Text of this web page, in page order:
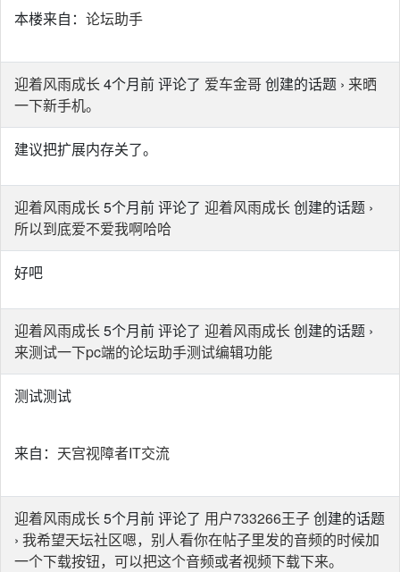
本楼来自： 论坛助手
迎着风雨成长 4个月前 评论了 爱车金哥创建的话题 › 来晒
一下新手机。
建议把扩展内存关了。
迎着风雨成长 5个月前 评论了 迎着风雨成长 创建的话题 ›
所以到底爱不爱我啊哈哈
好吧
迎着风雨成长 5个月前 评论了 迎着风雨成长 创建的话题 ›
来测试一下pc端的论坛助手测试编辑功能
测试测试
来自： 天宫视障者IT交流
迎着风雨成长 5个月前 评论了 用户733266王子创建的话题
› 我希望天坛社区嗯，别人看你在帖子里发的音频的时候加
一个下载按钮，可以把这个音频或者视频下载下来。